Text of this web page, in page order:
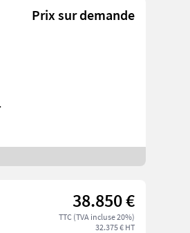
Prix sur demande
38.850 €
TTC (TVA incluse 20%)
32.375 € HT